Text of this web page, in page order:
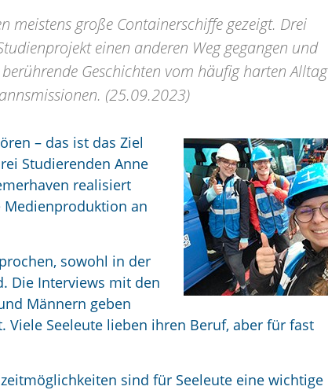
meistens große Containerschiffe gezeigt. Drei
einen anderen Weg gegangen und
Geschichten vom häufig harten Alltag
(25.09.2023)
– das ist das Ziel
Studierenden Anne
realisiert
Medienproduktion an
sowohl in der
Die Interviews mit den
Männern geben
Seeleute lieben ihren Beruf, aber für fast
sind für Seeleute eine wichtige